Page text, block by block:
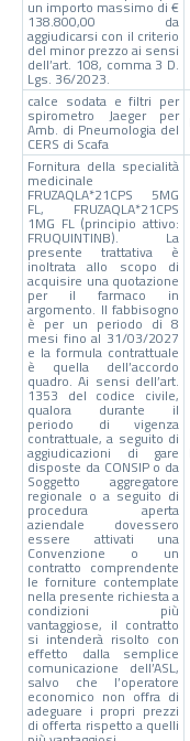
un importo massimo di €
138.800,00 da
aggiudicarsi con il criterio
del minor prezzo ai sensi
dell’art. 108, comma 3 D.
Lgs. 36/2023.
calce sodata e filtri per
spirometro Jaeger per
Amb. di Pneumologia del
CERS di Scafa
Fornitura della specialità
medicinale
FRUZAQLA*21CPS 5MG
FL, FRUZAQLA*21CPS
1MG FL (principio attivo:
FRUQUINTINB). La
presente trattativa è
inoltrata allo scopo di
acquisire una quotazione
per il farmaco in
argomento. Il fabbisogno
è per un periodo di 8
mesi fino al 31/03/2027
e la formula contrattuale
è quella dell’accordo
quadro. Ai sensi dell’art.
1353 del codice civile,
qualora durante il
periodo di vigenza
contrattuale, a seguito di
aggiudicazioni di gare
disposte da CONSIP o da
Soggetto aggregatore
regionale o a seguito di
procedura aperta
aziendale dovessero
essere attivati una
Convenzione o un
contratto comprendente
le forniture contemplate
nella presente richiesta a
condizioni più
vantaggiose, il contratto
si intenderà risolto con
effetto dalla semplice
comunicazione dell’ASL,
salvo che l’operatore
economico non offra di
adeguare i propri prezzi
di offerta rispetto a quelli